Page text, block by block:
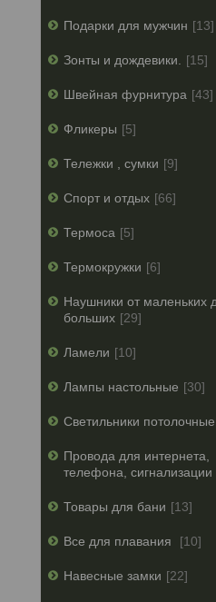
Подарки для мужчин 13
Зонты и дождевики. 15
Швейная фурнитура 43
Фликеры 5
Тележки , сумки 9
Спорт и отдых 66
Термоса 5
Термокружки 6
Наушники от маленьких
больших
29
Ламели 10
Лампы настольные 30
Светильники потолочные
Провода для интернета,
телефона, сигнализации
Товары для бани 13
Все для плавания 10
Навесные замки 22